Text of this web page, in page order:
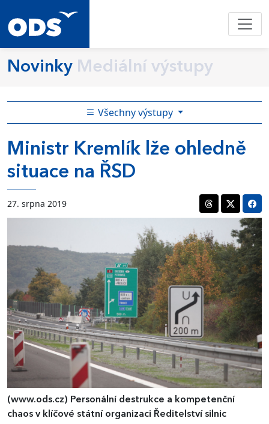
Novinky Mediální výstupy
Všechny výstupy
Ministr Kremlík lže ohledně
situace na ŘSD
27. srpna 2019
(www.ods.cz) ​​​​​​​Personální destrukce a kompetenční
chaos v klíčové státní organizaci Ředitelství silnic